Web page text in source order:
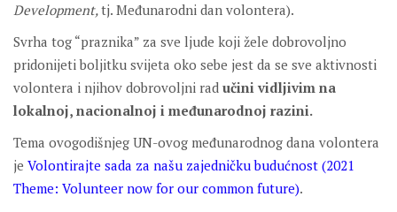
Development,tj. Međunarodni dan volontera).
Svrha tog “praznika” za sve ljude koji žele dobrovoljno
pridonijeti boljitku svijeta oko sebe jest da se sve aktivnosti
volontera i njihov dobrovoljni rad učini vidljivim na
lokalnoj, nacionalnoj i međunarodnoj razini.
Tema ovogodišnjeg UN-ovog međunarodnog dana volontera
je Volontirajte sada za našu zajedničku budućnost (2021
Theme: Volunteer now for our common future).